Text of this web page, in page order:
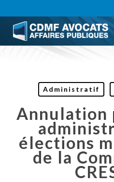
to
main
content
Administratif
Annulation
élections
de la